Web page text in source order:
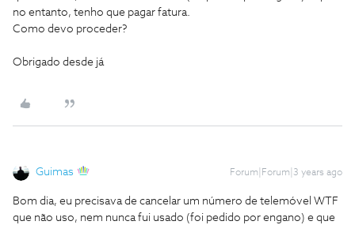
no entanto, tenho que pagar fatura.
Como devo proceder?
Obrigado desde já
Guimas Forum|Forum|3 years ago
Bom dia, eu precisava de cancelar um número de telemóvel WTF
que não uso, nem nunca fui usado (foi pedido por engano) e que